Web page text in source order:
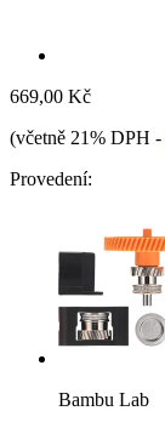
669,00 Kč
(včetně 21% DPH -
Provedení:
Bambu Lab